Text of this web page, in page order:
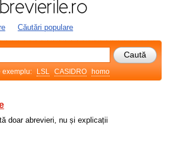
Căutări populare
exemplu: LSL CASIDRO homo
doar abrevieri, nu și explicații